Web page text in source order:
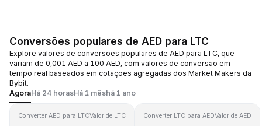
Conversões populares de AED para LTC
Explore valores de conversões populares de AED para LTC, que
variam de 0,001 AED a 100 AED, com valores de conversão em
tempo real baseados em cotações agregadas dos Market Makers da
Bybit.
AgoraHá 24 horasHá 1 mêshá 1 ano
Converter AED para LTCValor de LTC Converter LTC para AEDValor de AED